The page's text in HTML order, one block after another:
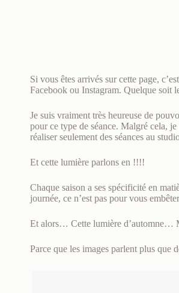
Si vous êtes arrivés sur cette page,
Facebook ou Instagram. Quelque soit
Je suis vraiment très heureuse de
pour ce type de séance. Malgré cela,
réaliser seulement des séances au
Et cette lumière parlons en !!!!
Chaque saison a ses spécificité en
journée, ce n’est pas pour vous
Et alors… Cette lumière d’automne…
Parce que les images parlent plus que